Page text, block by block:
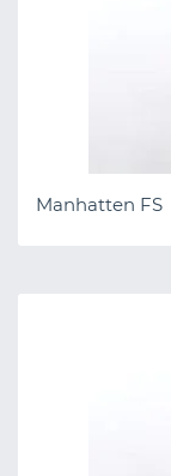
Manhatten FS